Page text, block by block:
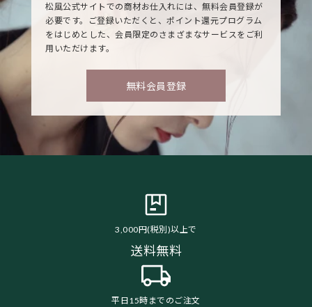
松風公式サイトでの商材お仕入れには、無料会員登録が
必要です。ご登録いただくと、ポイント還元プログラム
をはじめとした、会員限定のさまざまなサービスをご利
用いただけます。
無料会員登録
3,000円(税別)以上で
送料無料
平日15時までのご注文